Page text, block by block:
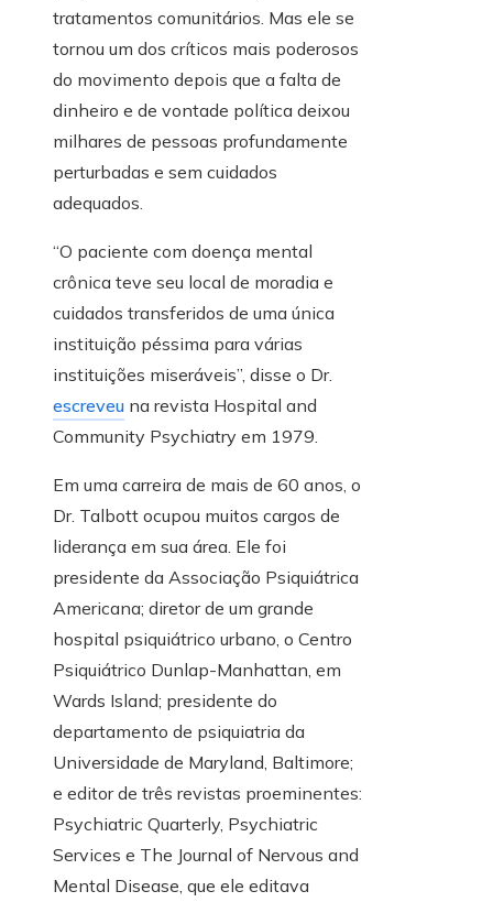
tratamentos comunitários. Mas ele se
tornou um dos críticos mais poderosos
do movimento depois que a falta de
dinheiro e de vontade política deixou
milhares de pessoas profundamente
perturbadas e sem cuidados
adequados.
“O paciente com doença mental
crônica teve seu local de moradia e
cuidados transferidos de uma única
instituição péssima para várias
instituições miseráveis”, disse o Dr.
escreveu na revista Hospital and
Community Psychiatry em 1979.
Em uma carreira de mais de 60 anos, o
Dr. Talbott ocupou muitos cargos de
liderança em sua área. Ele foi
presidente da Associação Psiquiátrica
Americana; diretor de um grande
hospital psiquiátrico urbano, o Centro
Psiquiátrico Dunlap-Manhattan, em
Wards Island; presidente do
departamento de psiquiatria da
Universidade de Maryland, Baltimore;
e editor de três revistas proeminentes:
Psychiatric Quarterly, Psychiatric
Services e The Journal of Nervous and
Mental Disease, que ele editava